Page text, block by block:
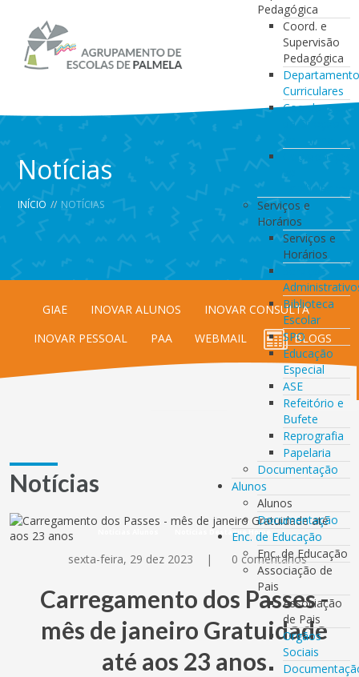
Pedagógica
Coord. e
Supervisão
Pedagógica
Curriculares
Coordenação
da Direção
de Turma
Coordenação
de
Serviços e
Horários
Serviços e
Horários
Serviços
Biblioteca
Escolar
SPO
Educação
Especial
ASE
Refeitório e
Bufete
Reprografia
Papelaria
Documentação
Alunos
Alunos
Documentação
Enc. de Educação
Enc. de Educação
Associação de
Pais
Associação
de Pais
Orgãos
Sociais
Notícias
INÍCIO // NOTÍCIAS
GIAE INOVAR ALUNOS
INOVAR CONSULTA
INOVAR PESSOAL
PAA WEBMAIL BLOGS
Notícias
Notícias Destaque Home
sexta-feira, 29 dez 2023 | 0 comentários
Carregamento dos Passes -
mês de janeiro Gratuidade
até aos 23 anos